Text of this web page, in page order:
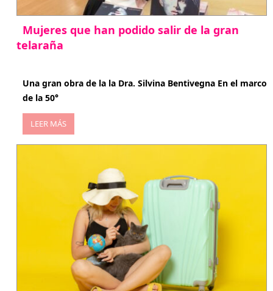
Mujeres que han podido salir de la gran
telaraña
Una gran obra de la la Dra. Silvina Bentivegna En el marco
de la 50°
LEER MÁS